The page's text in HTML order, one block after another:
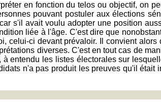
en fonction du telos ou objectif, on
pouvant postuler aux élections
s'il avait voulu adopter une position
liée à l'âge. C'est dire que
celui-ci devant prévaloir. Il convient
diverses. C'est en tout cas de
entendu les listes électorales sur
n'a pas produit les preuves qu'il